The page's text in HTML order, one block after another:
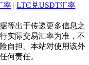
率 | LTC兑USDT汇率 |
等出于传递更多信息之
实际交易汇率为准，不
自担。本站对使用该外
何责任。